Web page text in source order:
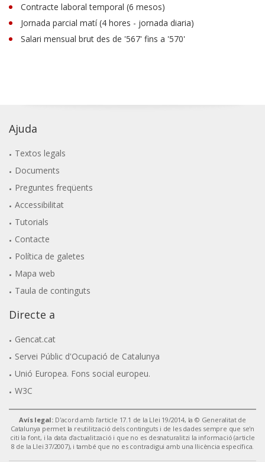
Contracte laboral temporal (6 mesos)
Jornada parcial matí (4 hores - jornada diaria)
Salari mensual brut des de '567' fins a '570'
Ajuda
Textos legals
Documents
Preguntes freqüents
Accessibilitat
Tutorials
Contacte
Política de galetes
Mapa web
Taula de continguts
Directe a
Gencat.cat
Servei Públic d'Ocupació de Catalunya
Unió Europea. Fons social europeu.
W3C
Avís legal: D'acord amb l'article 17.1 de la Llei 19/2014, la © Generalitat de
Catalunya permet la reutilització dels continguts i de les dades sempre que se'n
citi la font, i la data d'actualització i que no es desnaturalitzi la informació (article
8 de la Llei 37/2007), i també que no es contradigui amb una llicència específica.